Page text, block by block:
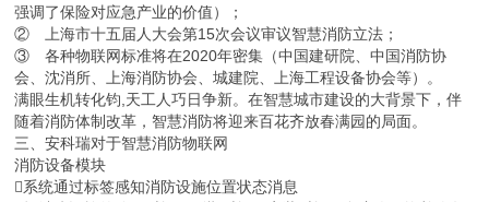
强调了保险对应急产业的价值）；
② 上海市十五届人大会第15次会议审议智慧消防立法；
③ 各种物联网标准将在2020年密集（中国建研院、中国消防协
会、沈消所、上海消防协会、城建院、上海工程设备协会等）。
满眼生机转化钧,天工人巧日争新。在智慧城市建设的大背景下，伴
随着消防体制改革，智慧消防将迎来百花齐放春满园的局面。
三、安科瑞对于智慧消防物联网
消防设备模块
系统通过标签感知消防设施位置状态消息